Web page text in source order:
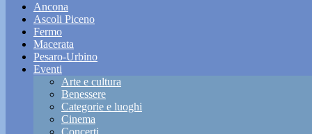
Ancona
Ascoli Piceno
Fermo
Macerata
Pesaro-Urbino
Eventi
Arte e cultura
Benessere
Categorie e luoghi
Cinema
Concerti